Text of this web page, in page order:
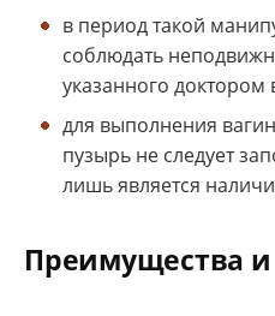
в период такой
соблюдать
указанного доктором
для выполнения
пузырь не следует
лишь является
Преимущества и